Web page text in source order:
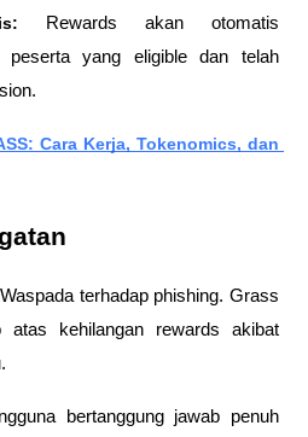
Rewards akan otomatis
peserta yang eligible dan telah
Cara Kerja, Tokenomics, dan
Waspada terhadap phishing. Grass
atas kehilangan rewards akibat
bertanggung jawab penuh